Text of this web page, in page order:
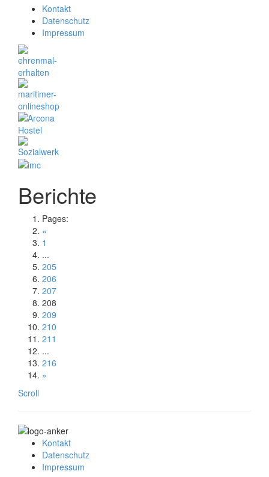
Kontakt
Datenschutz
Impressum
Berichte
Pages:
«
1
...
205
206
207
208
209
210
211
...
216
»
Scroll
Kontakt
Datenschutz
Impressum